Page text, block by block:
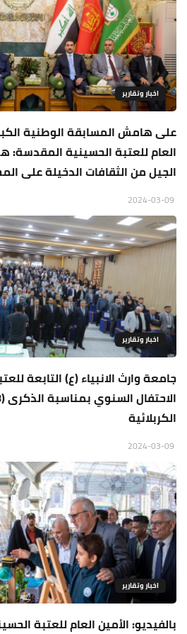
اخبار وتقارير
على هامش المسابقة الوطنية
العام للعتبة الحسينية
الجيل من الثقافات الدخيلة على
اخبار وتقارير
جامعة وارث الانبياء (ع) التابعة
الكربلائية
اخبار وتقارير
بالفيديو: الأمين العام للعتبة